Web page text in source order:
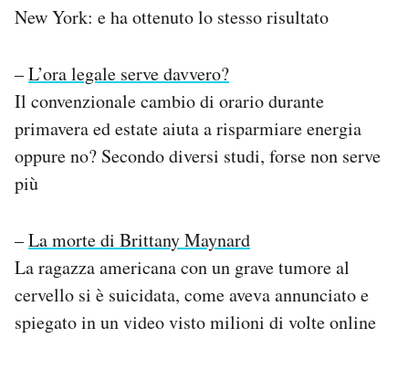
New York: e ha ottenuto lo stesso risultato
–L’ora legale serve davvero?
Il convenzionale cambio di orario durante
primavera ed estate aiuta a risparmiare energia
oppure no? Secondo diversi studi, forse non serve
più
–La morte di Brittany Maynard
La ragazza americana con un grave tumore al
cervello si è suicidata, come aveva annunciato e
spiegato in un video visto milioni di volte online